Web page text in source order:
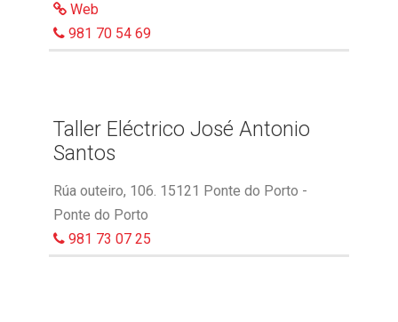
Web
981 70 54 69
Taller Eléctrico José Antonio
Santos
Rúa outeiro, 106. 15121 Ponte do Porto -
Ponte do Porto
981 73 07 25